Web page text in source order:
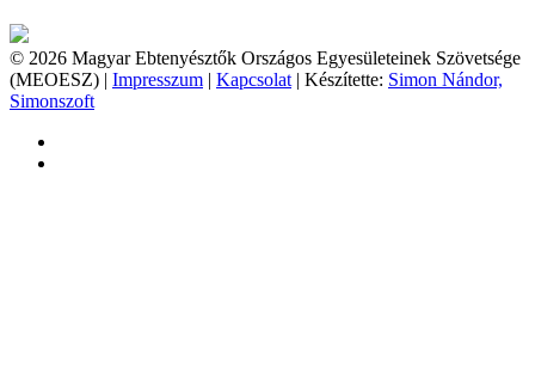
© 2026 Magyar Ebtenyésztők Országos Egyesületeinek Szövetsége
(MEOESZ) | Impresszum | Kapcsolat | Készítette: Simon Nándor,
Simonszoft